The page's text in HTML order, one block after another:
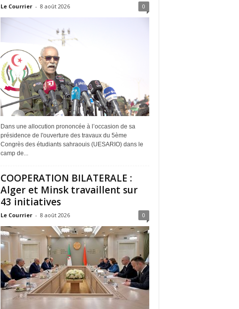
Le Courrier - 8 août 2026 0
Dans une allocution prononcée à l’occasion de sa
présidence de l'ouverture des travaux du 5ème
Congrès des étudiants sahraouis (UESARIO) dans le
camp de...
COOPERATION BILATERALE :
Alger et Minsk travaillent sur
43 initiatives
Le Courrier - 8 août 2026 0